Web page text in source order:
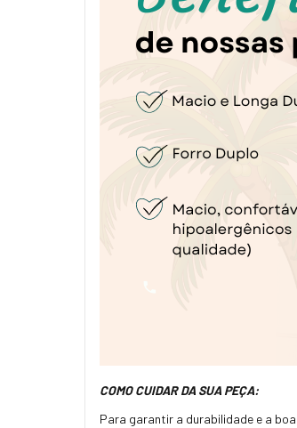
COMO CUIDAR DA SUA PEÇA:
Para garantir a durabilidade e a